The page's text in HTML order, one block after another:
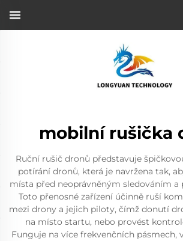
mobilní rušička
Ruční rušič dronů představuje
potírání dronů, která je navržena tak,
místa před neoprávněným sledováním
Toto přenosné zařízení účinně ruší
mezi drony a jejich piloty, čímž donutí
na místo startu, nebo provést
Funguje na více frekvenčních pásmech,